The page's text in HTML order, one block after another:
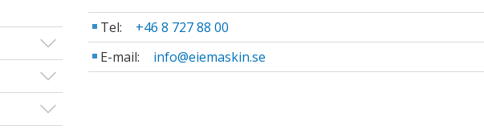
Visa/Göm undermeny
Visa/Göm undermeny
Visa/Göm undermeny
Tel:
+46 8 727 88 00
E-mail:
info@eiemaskin.se